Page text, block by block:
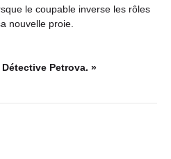
le coupable inverse les rôles
nouvelle proie.
Petrova. »